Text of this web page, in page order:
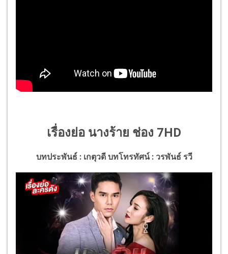
เรื่องย่อ นางร้าย ช่อง 7HD
บทประพันธ์ : เกตุวดี บทโทรทัศน์ :วรพันธ์ รวี